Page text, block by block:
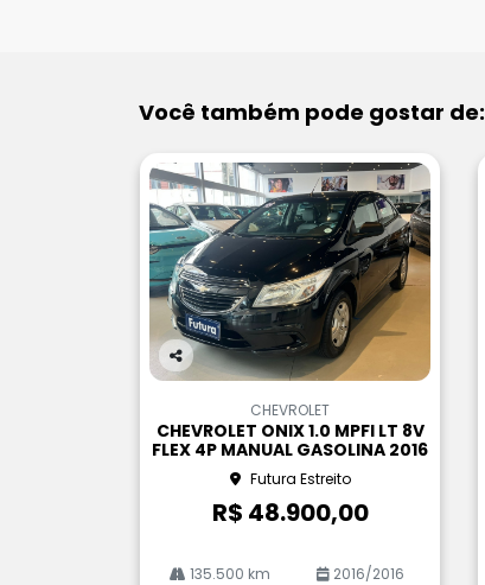
Você também pode gostar de:
Co
rtil
he
CHEVROLET
CHEVROLET ONIX 1.0 MPFI LT 8V
FLEX 4P MANUAL GASOLINA 2016
Futura Estreito
R$ 48.900,00
135.500 km 2016/2016